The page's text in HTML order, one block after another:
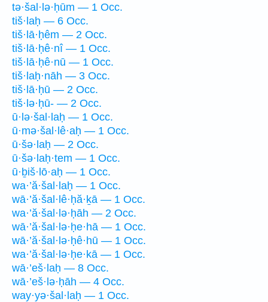
tə·šal·lə·ḥūm — 1 Occ.
tiš·laḥ — 6 Occ.
tiš·lā·ḥêm — 2 Occ.
tiš·lā·ḥê·nî — 1 Occ.
tiš·lā·ḥê·nū — 1 Occ.
tiš·laḥ·nāh — 3 Occ.
tiš·lā·ḥū — 2 Occ.
tiš·lə·ḥū- — 2 Occ.
ū·lə·šal·laḥ — 1 Occ.
ū·mə·šal·lê·aḥ — 1 Occ.
ū·šə·laḥ — 2 Occ.
ū·šə·laḥ·tem — 1 Occ.
ū·ḇiš·lō·aḥ — 1 Occ.
wa·’ă·šal·laḥ — 1 Occ.
wā·’ă·šal·lê·ḥă·ḵā — 1 Occ.
wa·’ă·šal·lə·ḥāh — 2 Occ.
wā·’ă·šal·lə·ḥe·hā — 1 Occ.
wā·’ă·šal·lə·ḥê·hū — 1 Occ.
wa·’ă·šal·lə·ḥe·kā — 1 Occ.
wā·’eš·laḥ — 8 Occ.
wā·’eš·lə·ḥāh — 4 Occ.
way·yə·šal·laḥ — 1 Occ.